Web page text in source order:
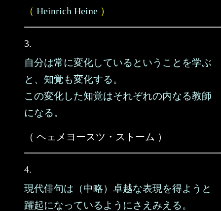
（ Heinrich Heine ）
3.
自分は常に変化しているということを学ぶ
と、知覚も変化する。
この変化した知覚はそれぞれの内なる教師
になる。
（ ヘェメヨースツ・ストーム ）
4.
現代俳句は（中略）卓越な表現を得ようと
躍起になっているようにさえみえる。